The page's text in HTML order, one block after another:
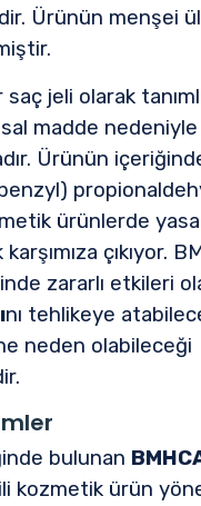
Ürünün menşei
jeli olarak
madde
Ürünün
ürünlerde
çıkıyor.
zararlı etkileri
nı tehlikeye
neden olabileceği
bulunan
kozmetik ürün